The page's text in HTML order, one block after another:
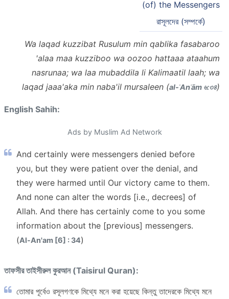
(of) the Messengers
রাসূলদের (সম্পর্কে)
Wa laqad kuzzibat Rusulum min qablika fasabaroo
'alaa maa kuzziboo wa oozoo hattaaa ataahum
nasrunaa; wa laa mubaddila li Kalimaatil laah; wa
laqad jaaa'aka min naba'il mursaleen (al-ʾAnʿām ৬:৩৪)
English Sahih:
Ads by Muslim Ad Network
And certainly were messengers denied before
you, but they were patient over the denial, and
they were harmed until Our victory came to them.
And none can alter the words [i.e., decrees] of
Allah. And there has certainly come to you some
information about the [previous] messengers.
(Al-An'am [6] : 34)
তাফসীর তাইসীরুল কুরআন (Taisirul Quran):
তোমার পূর্বেও রসূলগণকে মিথ্যে মনে করা হয়েছে কিন্তু তাদেরকে মিথ্যে মনে